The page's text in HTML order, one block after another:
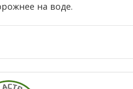
на воде.